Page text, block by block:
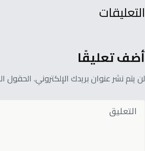
التعليقات
أضف تعليقًا
لن يتم نشر عنوان بريدك الإلكتروني.